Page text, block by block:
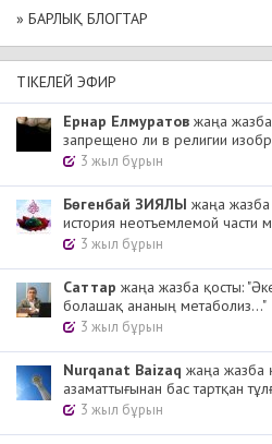
» БАРЛЫҚ БЛОГТАР
ТІКЕЛЕЙ ЭФИР
Ернар Елмуратов жаңа
запрещено ли в религии
3 жыл бұрын
Бөгенбай ЗИЯЛЫ жаңа
история неотъемлемой части
3 жыл бұрын
Cаттар жаңа жазба қосты: "Әке
болашақ ананың метаболиз..."
3 жыл бұрын
Nurqanat Baizaq жаңа жазба
азаматтығынан бас тартқан
3 жыл бұрын